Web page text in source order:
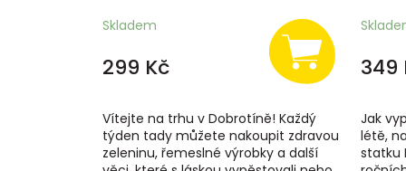
Skladem
299 Kč
Vítejte na trhu v Dobrotíně! Každý
týden tady můžete nakoupit zdravou
zeleninu, řemeslné výrobky a další
349
Jak
létě,
statku